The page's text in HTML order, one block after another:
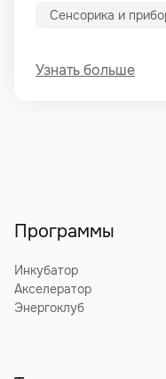
Сенсорика и
Узнать больше
Программы
Инкубатор
Акселератор
Энергоклуб